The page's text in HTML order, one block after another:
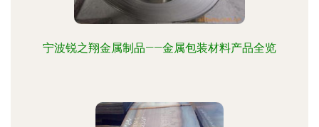
宁波锐之翔金属制品——金属包装材料产品全览